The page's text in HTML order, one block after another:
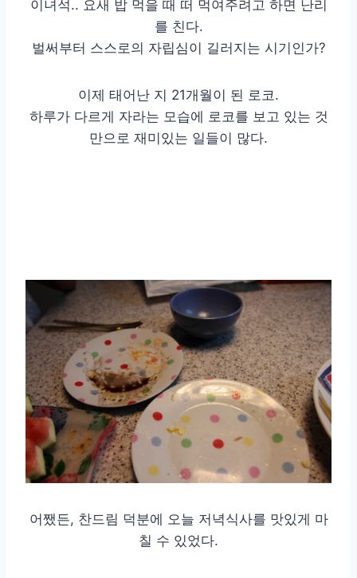
이녀석.. 요새 밥 먹을 때 떠 먹여주려고 하면 난리
를 친다.
벌써부터 스스로의 자립심이 길러지는 시기인가?
이제 태어난 지 21개월이 된 로코.
하루가 다르게 자라는 모습에 로코를 보고 있는 것
만으로 재미있는 일들이 많다.
어쨌든, 찬드림 덕분에 오늘 저녁식사를 맛있게 마
칠 수 있었다.